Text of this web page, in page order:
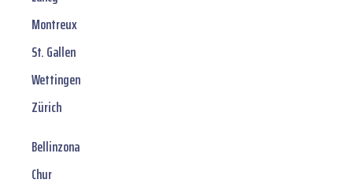
Montreux
St. Gallen
Wettingen
Zürich
Bellinzona
Chur